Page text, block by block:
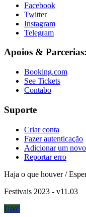
Facebook
Twitter
Instagram
Telegram
Apoios & Parcerias:
Booking.com
See Tickets
Contabo
Suporte
Criar conta
Fazer autenticação
Adicionar um
Reportar erro
Haja o que houver /
Festivais 2023 - v11.03
Upa!